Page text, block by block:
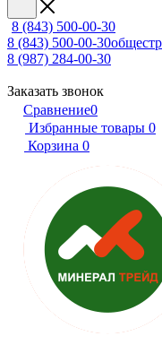
8 (843) 500-00-30
8 (843) 500-00-30
8 (987) 284-00-30
Заказать звонок
Сравнение0
Избранные товары 0
Корзина 0